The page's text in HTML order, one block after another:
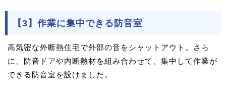
【3】作業に集中できる防音室
高気密な外断熱住宅で外部の音をシャットアウト。さら
に、防音ドアや内断熱材を組み合わせて、集中して作業が
できる防音室を設けました。